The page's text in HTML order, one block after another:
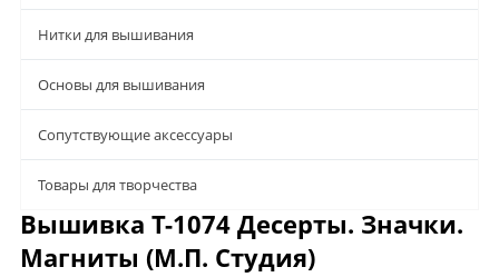
Нитки для вышивания
Основы для вышивания
Сопутствующие аксессуары
Товары для творчества
Вышивка Т-1074 Десерты. Значки.
Магниты (М.П. Студия)